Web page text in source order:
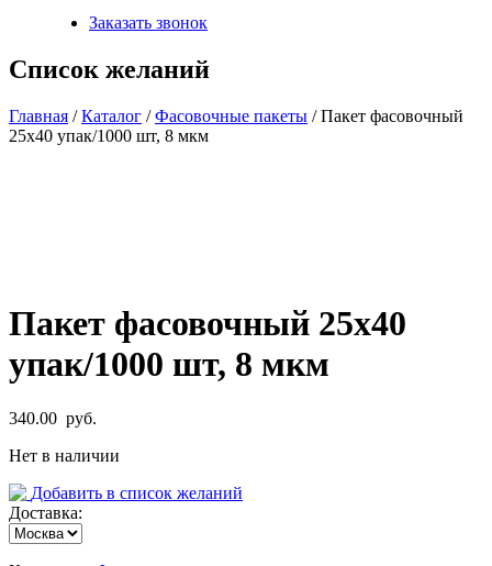
Заказать звонок
Список желаний
Главная /Каталог /Фасовочные пакеты / Пакет фасовочный
25х40 упак/1000 шт, 8 мкм
Пакет фасовочный 25х40
упак/1000 шт, 8 мкм
340.00 руб.
Нет в наличии
Добавить в список желаний
Доставка: